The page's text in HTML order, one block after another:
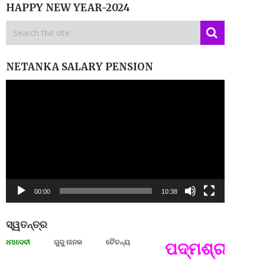
HAPPY NEW YEAR-2024
NETANKA SALARY PENSION
00:00 10:38
ସ୍ୱତନ୍ତ୍ର
ଗୁରୁ ନାନକ ଚୈତନ୍ୟ ପଦ୍ମଶ୍ରୀ ଜୟନ୍ତ